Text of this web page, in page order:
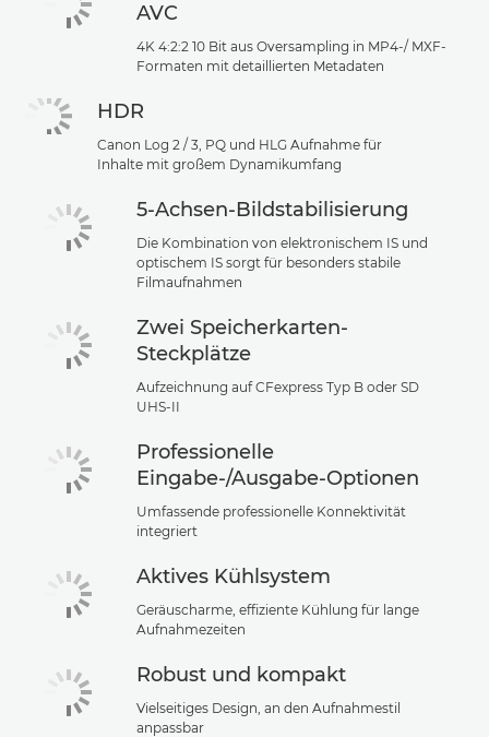
AVC
4K 4:2:2 10 Bit aus Oversampling in MP4-/ MXF-
Formaten mit detaillierten Metadaten
HDR
Canon Log 2 / 3, PQ und HLG Aufnahme für
Inhalte mit großem Dynamikumfang
5-Achsen-Bildstabilisierung
Die Kombination von elektronischem IS und
optischem IS sorgt für besonders stabile
Filmaufnahmen
Zwei Speicherkarten-
Steckplätze
Aufzeichnung auf CFexpress Typ B oder SD
UHS-II
Professionelle
Eingabe-/Ausgabe-Optionen
Umfassende professionelle Konnektivität
integriert
Aktives Kühlsystem
Geräuscharme, effiziente Kühlung für lange
Aufnahmezeiten
Robust und kompakt
Vielseitiges Design, an den Aufnahmestil
anpassbar